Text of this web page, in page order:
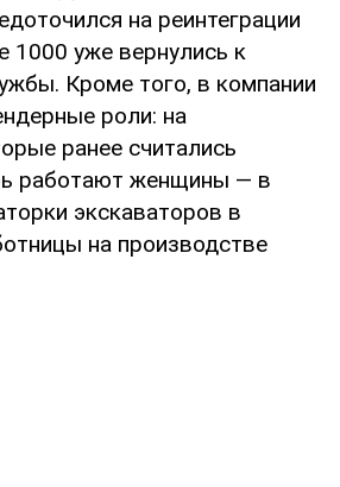
на реинтеграции
1000 уже вернулись к
Кроме того, в компании
роли: на
ранее считались
работают женщины — в
экскаваторов в
на производстве